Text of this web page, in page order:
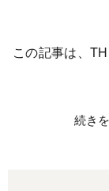
この記事は、
続き